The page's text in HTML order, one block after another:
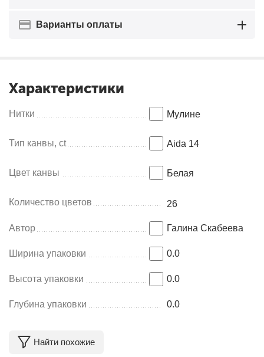
Варианты оплаты
Характеристики
Нитки Мулинe
Тип канвы, ct Aida 14
Цвет канвы Белая
Количество цветов 26
Автор Галина Скабеева
Ширина упаковки 0.0
Высота упаковки 0.0
Глубина упаковки 0.0
Найти похожие